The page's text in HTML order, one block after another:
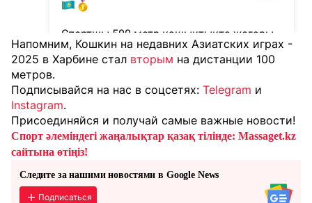
Напомним, Кошкин на недавних Азиатских играх -
2025 в Харбине стал вторым на дистанции 100
метров.
Подписывайся на нас в соцсетях: Telegram и
Instagram.
Присоединяйся и получай самые важные новости!
Спорт әлеміндегі жаңалықтар қазақ тілінде: Massaget.kz
сайтына өтіңіз!
Следите за нашими новостями в Google News
Подписаться